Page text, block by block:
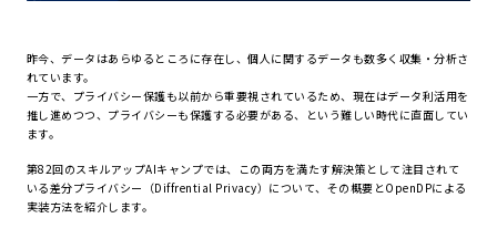
昨今、データはあらゆるところに存在し、個人に関するデータも数多く収集・分析さ
れています。
一方で、プライバシー保護も以前から重要視されているため、現在はデータ利活用を
推し進めつつ、プライバシーも保護する必要がある、という難しい時代に直面してい
ます。
第82回のスキルアップAIキャンプでは、この両方を満たす解決策として注目されて
いる差分プライバシー（Diffrential Privacy）について、その概要とOpenDPによる
実装方法を紹介します。